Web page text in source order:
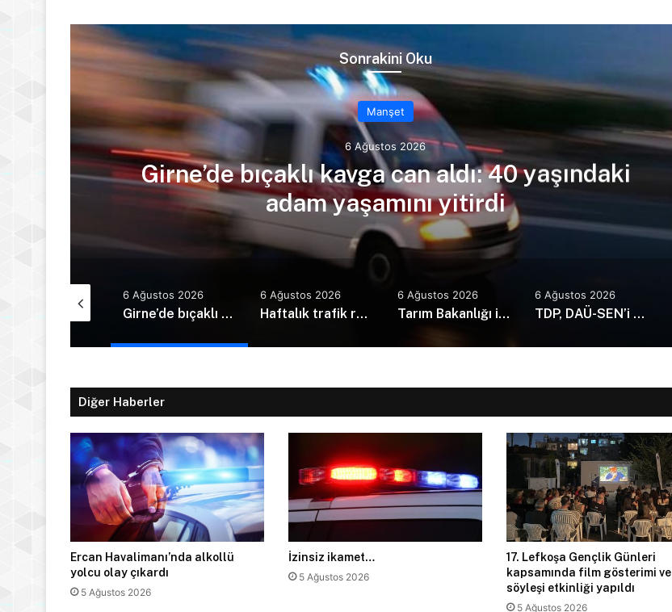
Sonrakini Oku
Manşet
6 Ağustos 2026
Girne’de bıçaklı kavga can aldı: 40 yaşındaki
adam yaşamını yitirdi
6 Ağustos 2026
Girne’de bıçaklı kavga can aldı: 40 yaşındaki adam yaşamını yitirdi
6 Ağustos 2026
Haftalık trafik raporu: 73 kaza, 1 ölü, 21 yaralı
6 Ağustos 2026
Tarım Bakanlığı ile İMO’dan Anı Ormanı için iş birliği: Yürüyüş yolları ve sosyal alanlar yapılacak
6 Ağustos 2026
TDP, DAÜ-SEN’i kabul etti: Günü kurtaran değil, geleceği planlayan politikalara ihtiyaç var!
Diğer Haberler
Ercan Havalimanı’nda alkollü
yolcu olay çıkardı
5 Ağustos 2026
İzinsiz ikamet…
5 Ağustos 2026
17. Lefkoşa Gençlik Günleri
kapsamında film gösterimi ve
söyleşi etkinliği yapıldı
5 Ağustos 2026